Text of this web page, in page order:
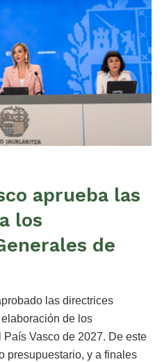
aprueba las
los
de
las directrices
de los
Vasco de 2027. De este
presupuestario, y a finales